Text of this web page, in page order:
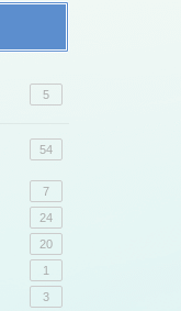
5
54
7
24
20
1
3